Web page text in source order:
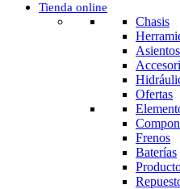
Tienda online
Chasis
Asientos
Ofertas
Frenos
Baterías